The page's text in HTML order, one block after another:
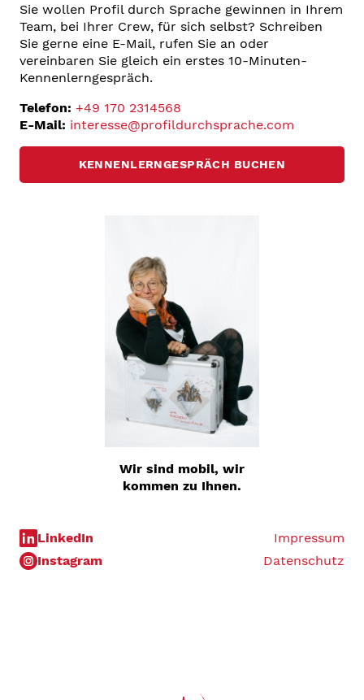
Sie wollen Profil durch Sprache gewinnen in Ihrem
Team, bei Ihrer Crew, für sich selbst? Schreiben
Sie gerne eine E-Mail, rufen Sie an oder
vereinbaren Sie gleich ein erstes 10-Minuten-
Kennenlerngespräch.
Telefon: +49 170 2314568
E-Mail: interesse@profildurchsprache.com
KENNENLERNGESPRÄCH BUCHEN
Wir sind mobil, wir
kommen zu Ihnen.
LinkedIn
Instagram
Impressum
Datenschutz